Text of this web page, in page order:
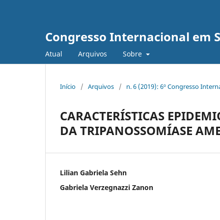
Congresso Internacional em
Atual Arquivos Sobre
Início / Arquivos / n. 6 (2019): 6º Congresso
CARACTERÍSTICAS
DA TRIPANOSSOMÍASE
Lilian Gabriela Sehn
Gabriela Verzegnazzi Zanon